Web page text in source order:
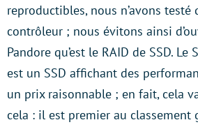
reproductibles, nous n’avons testé
contrôleur ; nous évitons ainsi
Pandore qu’est le RAID de SSD. Le
est un SSD affichant des
un prix raisonnable ; en fait, cela
cela : il est premier au classement